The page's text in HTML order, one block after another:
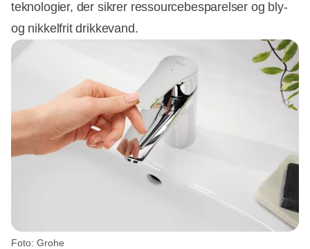
teknologier, der sikrer ressourcebesparelser og bly-
og nikkelfrit drikkevand.
Foto: Grohe